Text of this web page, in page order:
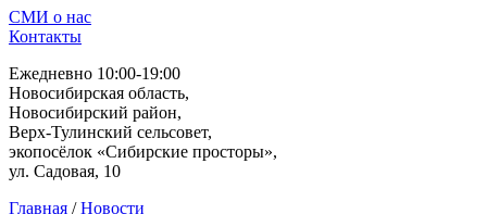
СМИ о нас
Контакты
Ежедневно 10:00-19:00
Новосибирская область,
Новосибирский район,
Верх-Тулинский сельсовет,
экопосёлок «Сибирские просторы»,
ул. Садовая, 10
Главная / Новости